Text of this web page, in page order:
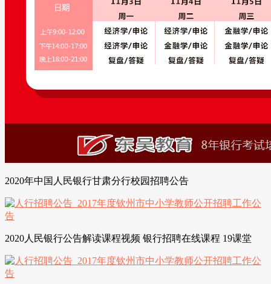
2020年中国人民银行甘肃分行校园招聘公告
2020人民银行公告解读课程视频 银行招聘在线课程 19课堂